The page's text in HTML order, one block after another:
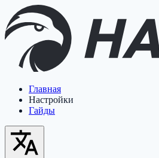
Главная
Настройки
Гайды